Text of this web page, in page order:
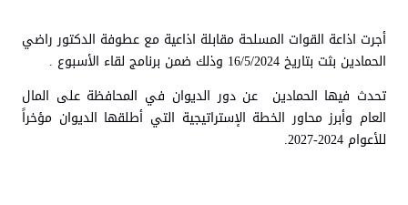
أجرت اذاعة القوات المسلحة مقابلة اذاعية مع عطوفة الدكتور راضي
الحمادين بثت بتاريخ 16/5/2024 وذلك ضمن برنامج لقاء الأسبوع .
تحدث فيها الحمادين عن دور الديوان في المحافظة على المال
العام وأبرز محاور الخطة الإستراتيجية التي أطلقها الديوان مؤخراً
للأعوام 2024-2027.